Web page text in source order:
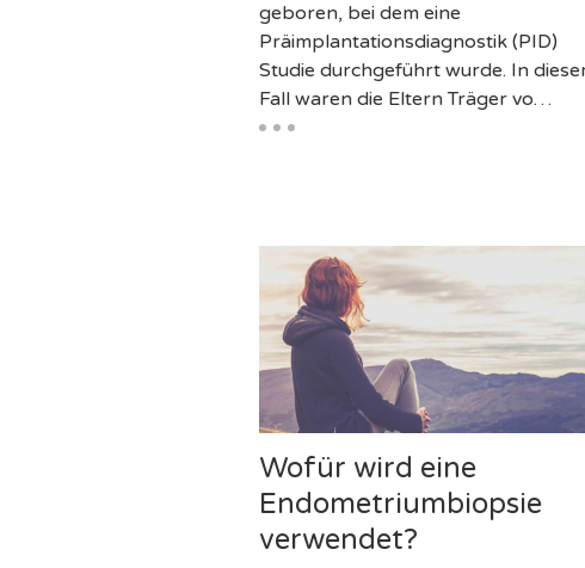
geboren, bei dem eine
Präimplantationsdiagnostik (PID)
Studie durchgeführt wurde. In
Fall waren die Eltern Träger vo…
Wofür wird eine
Endometriumbiopsie
verwendet?